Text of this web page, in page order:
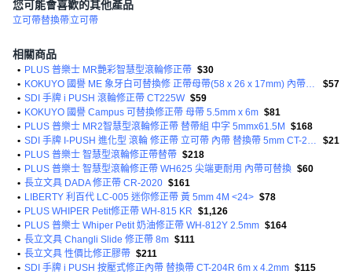
您可能會喜歡的其他產品
立可帶替換帶立可帶
相關商品
• PLUS 普樂士 MR艷彩智慧型滾輪修正帶 $30
•
KOKUYO 國譽 ME 象牙白可替換修 正帶母帶(58 x 26 x 17mm) 內帶(5.5mm x 6m)
$57
• SDI 手牌 i PUSH 滾輪修正帶 CT225W $59
• KOKUYO 國譽 Campus 可替換修正帶 母帶 5.5mm x 6m $81
• PLUS 普樂士 MR2智慧型滾輪修正帶 替帶組 中字 5mmx61.5M
$168
•
SDI 手牌 I-PUSH 進化型 滾輪 修正帶 立可帶 內帶 替換帶 5mm CT-225R【文具妞】
$21
• PLUS 普樂士 智慧型滾輪修正帶替帶 $218
• PLUS 普樂士 智慧型滾輪修正帶 WH625 尖端更耐用 內帶可替換 $60
• 長立文具 DADA 修正帶 CR-2020 $161
• LIBERTY 利百代 LC-005 迷你修正帶 黃 5mm 4M <24> $78
• PLUS WHIPER Petit修正帶 WH-815 KR $1,126
• PLUS 普樂士 Whiper Petit 奶油修正帶 WH-812Y 2.5mm $164
• 長立文具 Changli Slide 修正帶 8m $111
• 長立文具 性價比修正膠帶 $211
• SDI 手牌 i PUSH 按壓式修正內帶 替換帶 CT-204R 6m x 4.2mm $115